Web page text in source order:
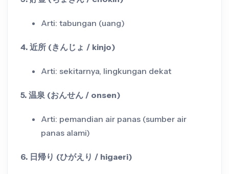
Arti: tabungan (uang)
4. 近所 (きんじょ / kinjo)
Arti: sekitarnya, lingkungan dekat
5. 温泉 (おんせん / onsen)
Arti: pemandian air panas (sumber air
panas alami)
6. 日帰り (ひがえり / higaeri)